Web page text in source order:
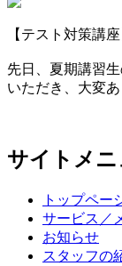
【テスト対策講
先日、夏期講習
いただき、大変
サイトメニ
トップペー
サービス／
お知らせ
スタッフの